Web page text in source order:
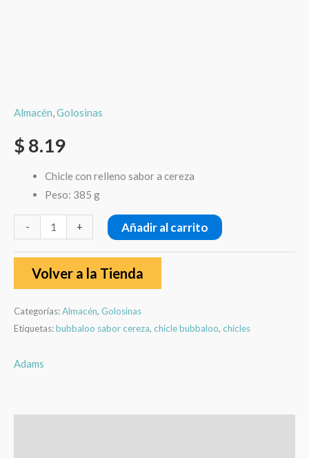
Almacén,Golosinas
$ 8.19
Chicle con relleno sabor a cereza
Peso: 385 g
- + Añadir al carrito
Volver a la Tienda
Categorías:Almacén, Golosinas
Etiquetas:bubbaloo sabor cereza, chicle bubbaloo, chicles
Adams